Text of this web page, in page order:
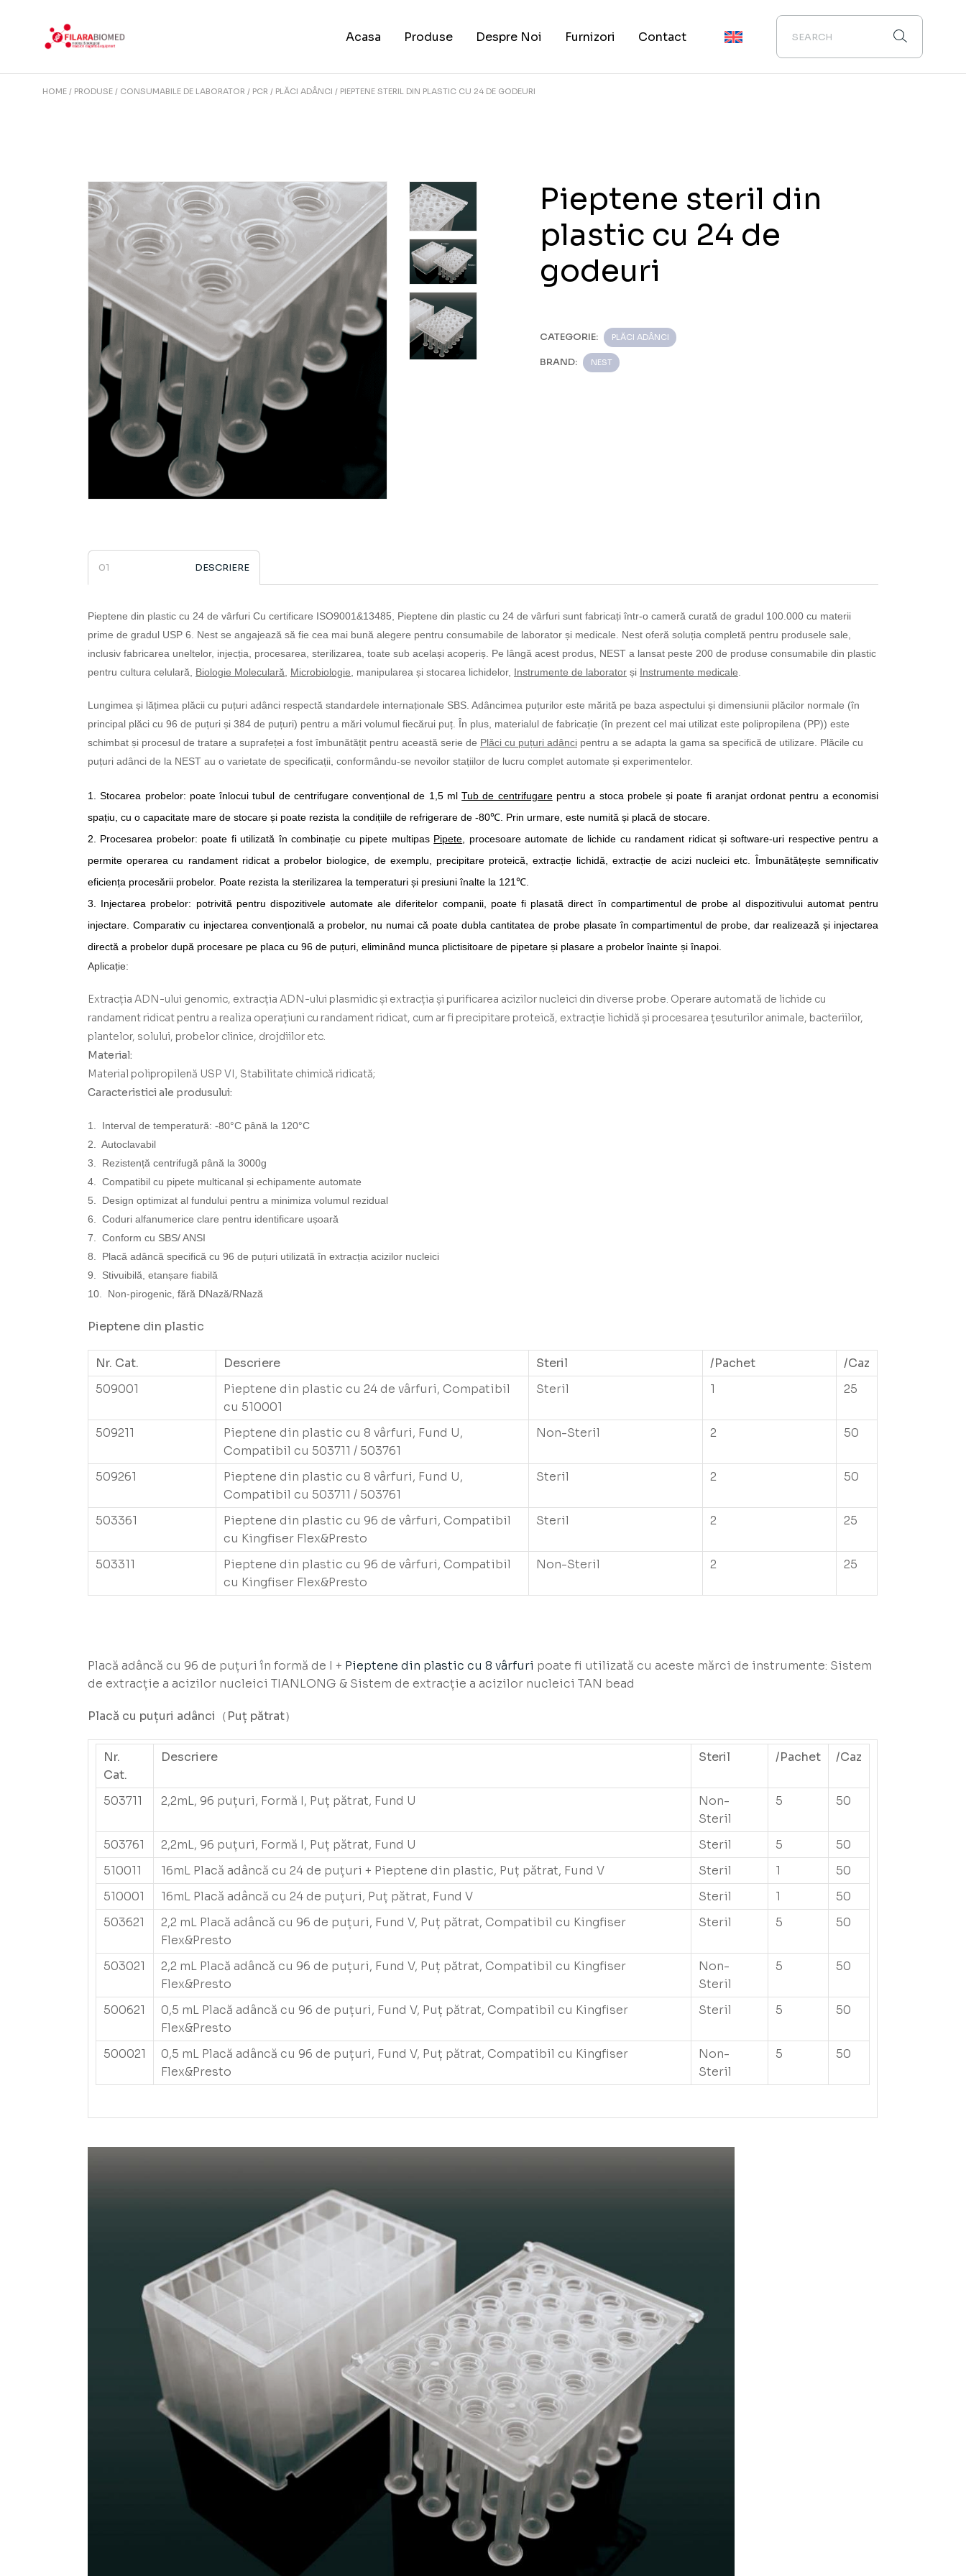
Acasa Produse Despre Noi Furnizori Contact
HOME PRODUSE CONSUMABILE DE LABORATOR PCR PLĂCI ADÂNCI PIEPTENE STERIL DIN PLASTIC CU 24 DE GODEURI
Pieptene steril din
plastic cu 24 de
godeuri
CATEGORIE: PLĂCI ADÂNCI
BRAND: NEST
DESCRIERE
Pieptene din plastic cu 24 de vârfuri ­­­­­­­­­­­­­­­­­­­­­­­­­­­­­ Cu certificare ISO9001&13485, Pieptene din plastic cu 24 de vârfuri sunt fabricați într-o cameră curată de gradul 100.000 cu materii
prime de gradul USP 6. Nest se angajează să fie cea mai bună alegere pentru consumabile de laborator și medicale. Nest oferă soluția completă pentru produsele sale,
inclusiv fabricarea uneltelor, injecția, procesarea, sterilizarea, toate sub același acoperiș. Pe lângă acest produs, NEST a lansat peste 200 de produse consumabile din plastic
pentru cultura celulară, Biologie Moleculară Microbiologie , manipularea și stocarea lichidelor, Instrumente de laborator și Instrumente medicale
Lungimea și lățimea plăcii cu puțuri adânci respectă standardele internaționale SBS. Adâncimea puțurilor este mărită pe baza aspectului și dimensiunii plăcilor normale (în
principal plăci cu 96 de puțuri și 384 de puțuri) pentru a mări volumul fiecărui puț. În plus, materialul de fabricație (în prezent cel mai utilizat este polipropilena (PP)) este
schimbat și procesul de tratare a suprafeței a fost îmbunătățit pentru această serie de Plăci cu puțuri adânci pentru a se adapta la gama sa specifică de utilizare. Plăcile cu
puțuri adânci de la NEST au o varietate de specificații, conformându-se nevoilor stațiilor de lucru complet automate și experimentelor.
1.Stocarea probelor: poate înlocui tubul de centrifugare convențional de 1,5 mlTub de centrifugarepentru a stoca probele și poate fi aranjat ordonat pentru a economisi
spațiu, cu o capacitate mare de stocare și poate rezista la condițiile de refrigerare de -80℃ . Prin urmare, este numită și placă de stocare.
2. Procesarea probelor: poate fi utilizată în combinație cu pipete multipas Pipete , procesoare automate de lichide cu randament ridicat și software-uri respective pentru a
permite operarea cu randament ridicat a probelor biologice, de exemplu, precipitare proteică, extracție lichidă, extracție de acizi nucleici etc. Îmbunătățește semnificativ
eficiența procesării probelor. Poate rezista la sterilizarea la temperaturi și presiuni înalte la 121℃
3. Injectarea probelor: potrivită pentru dispozitivele automate ale diferitelor companii, poate fi plasată direct în compartimentul de probe al dispozitivului automat pentru
injectare. Comparativ cu injectarea convențională a probelor, nu numai că poate dubla cantitatea de probe plasate în compartimentul de probe, dar realizează și injectarea
directă a probelor după procesare pe placa cu 96 de puțuri, eliminând munca plictisitoare de pipetare și plasare a probelor înainte și înapoi.
Aplicație:
Extracția ADN-ului genomic, extracția ADN-ului plasmidic și extracția și purificarea acizilor nucleici din diverse probe. Operare automată de lichide cu
randament ridicat pentru a realiza operațiuni cu randament ridicat, cum ar fi precipitare proteică, extracție lichidă și procesarea țesuturilor animale, bacteriilor,
plantelor, solului, probelor clinice, drojdiilor etc.
Material:
Material polipropilenă USP VI, Stabilitate chimică ridicată;
Caracteristici ale produsului:
1. Interval de temperatură: -80°C până la 120°C
2. Autoclavabil
3. Rezistență centrifugă până la 3000g
4. Compatibil cu pipete multicanal și echipamente automate
5. Design optimizat al fundului pentru a minimiza volumul rezidual
6. Coduri alfanumerice clare pentru identificare ușoară
7. Conform cu SBS/ ANSI
8. Placă adâncă specifică cu 96 de puțuri utilizată în extracția acizilor nucleici
9. Stivuibilă, etanșare fiabilă
10. Non-pirogenic, fără DNază/RNază
Pieptene din plastic
Nr. Cat. Descriere Steril /Pachet
/Caz
509001
Pieptene din plastic cu 24 de vârfuri, Compatibil
cu 510001
Steril 1 25
509211
Pieptene din plastic cu 8 vârfuri, Fund U,
Compatibil cu 503711 / 503761
Non-Steril 2 50
509261
Pieptene din plastic cu 8 vârfuri, Fund U,
Compatibil cu 503711 / 503761
Steril 2 50
503361
Pieptene din plastic cu 96 de vârfuri, Compatibil
cu Kingfiser Flex&Presto
Steril 2 25
503311
Pieptene din plastic cu 96 de vârfuri, Compatibil
cu Kingfiser Flex&Presto
Non-Steril 2 25
Placă adâncă cu 96 de puțuri în formă de I + Pieptene din plastic cu 8 vârfuri poate fi utilizată cu aceste mărci de instrumente: Sistem
de extracție a acizilor nucleici TIANLONG & Sistem de extracție a acizilor nucleici TAN bead
Placă cu puțuri adânci （Puț pătrat）
Nr.
Cat.
Descriere Steril /Pachet /Caz
503711 2,2mL, 96 puțuri, Formă I, Puț pătrat, Fund U
Non-
Steril
5 50
503761 2,2mL, 96 puțuri, Formă I, Puț pătrat, Fund U Steril 5
50
510011
16mL Placă adâncă cu 24 de puțuri + Pieptene din plastic, Puț pătrat, Fund V Steril 1
50
510001
16mL Placă adâncă cu 24 de puțuri, Puț pătrat, Fund V Steril 1
50
503621
2,2 mL Placă adâncă cu 96 de puțuri, Fund V, Puț pătrat, Compatibil cu Kingfiser
Flex&Presto
Steril 5 50
503021
2,2 mL Placă adâncă cu 96 de puțuri, Fund V, Puț pătrat, Compatibil cu Kingfiser
Flex&Presto
Non-
Steril
5 50
500621
0,5 mL Placă adâncă cu 96 de puțuri, Fund V, Puț pătrat, Compatibil cu Kingfiser
Flex&Presto
Steril 5 50
500021
0,5 mL Placă adâncă cu 96 de puțuri, Fund V, Puț pătrat, Compatibil cu Kingfiser
Flex&Presto
Non-
Steril
5 50